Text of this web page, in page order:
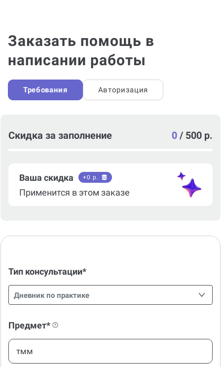
Заказать помощь в
написании работы
Требования Авторизация
Скидка за заполнение 0 / 500 р.
Ваша скидка +0 р.
Применится в этом заказе
Тип консультации*
Дневник по практике
Предмет*